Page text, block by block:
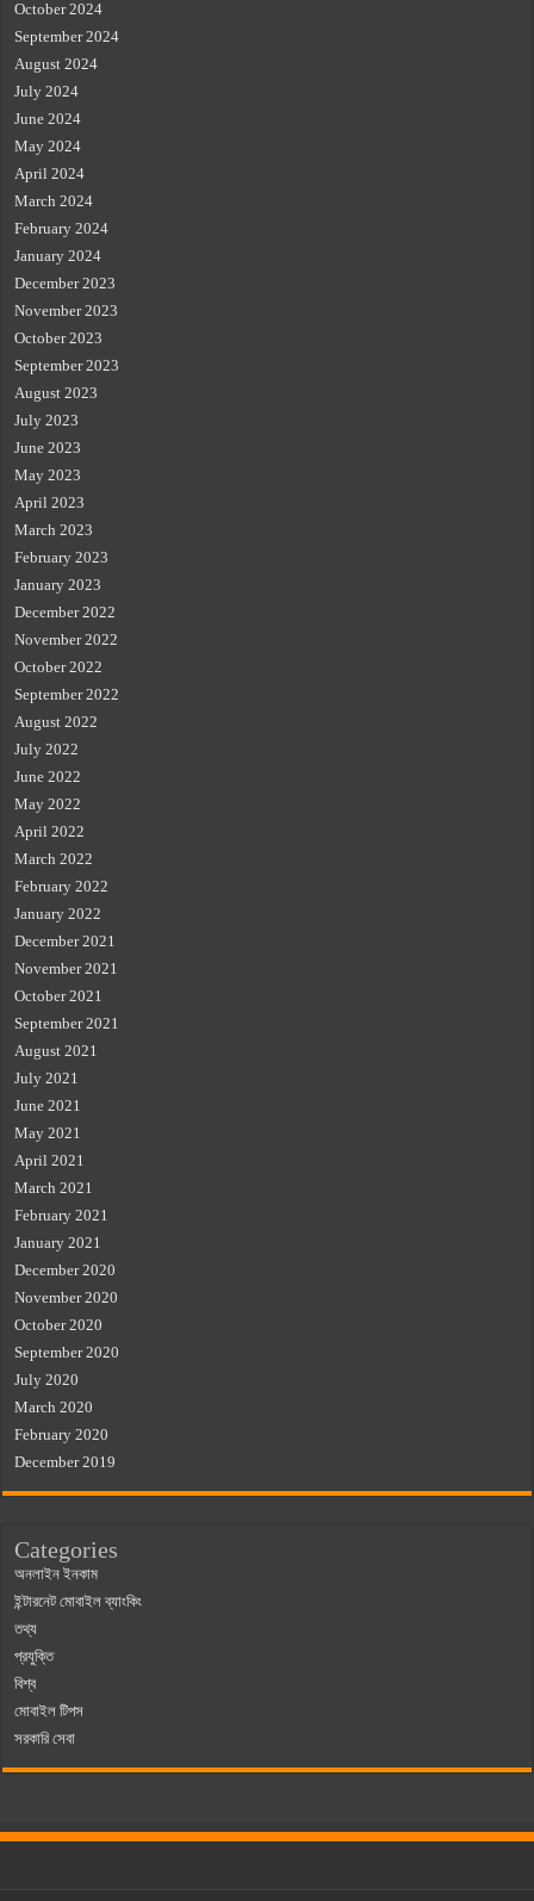
October 2024
September 2024
August 2024
July 2024
June 2024
May 2024
April 2024
March 2024
February 2024
January 2024
December 2023
November 2023
October 2023
September 2023
August 2023
July 2023
June 2023
May 2023
April 2023
March 2023
February 2023
January 2023
December 2022
November 2022
October 2022
September 2022
August 2022
July 2022
June 2022
May 2022
April 2022
March 2022
February 2022
January 2022
December 2021
November 2021
October 2021
September 2021
August 2021
July 2021
June 2021
May 2021
April 2021
March 2021
February 2021
January 2021
December 2020
November 2020
October 2020
September 2020
July 2020
March 2020
February 2020
December 2019
Categories
অনলাইন ইনকাম
ইন্টারনেট মোবাইল ব্যাংকিং
তথ্য
প্রযুক্তি
বিশ্ব
মোবাইল টিপস
সরকারি সেবা